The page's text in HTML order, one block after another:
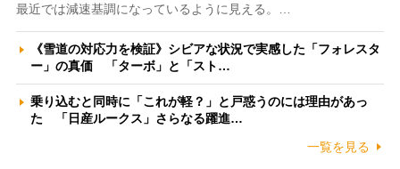
最近では減速基調になっているように見える。…
《雪道の対応力を検証》シビアな状況で実感した「フォレスタ
ー」の真価 「ターボ」と「スト…
乗り込むと同時に「これが軽？」と戸惑うのには理由があっ
た 「日産ルークス」さらなる躍進…
一覧を見る